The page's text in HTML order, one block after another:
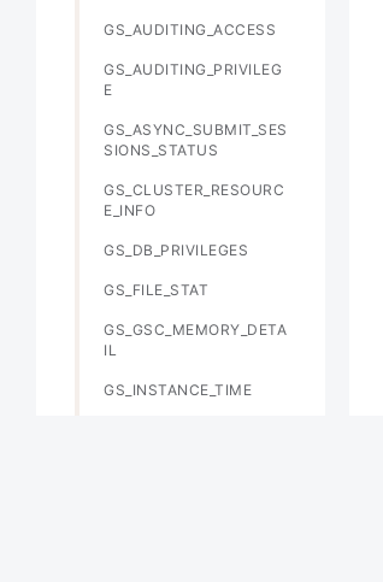
GS_AUDITING_ACCESS
GS_AUDITING_PRIVILEG
E
GS_ASYNC_SUBMIT_SES
SIONS_STATUS
GS_CLUSTER_RESOURC
E_INFO
GS_DB_PRIVILEGES
GS_FILE_STAT
GS_GSC_MEMORY_DETA
IL
GS_INSTANCE_TIME